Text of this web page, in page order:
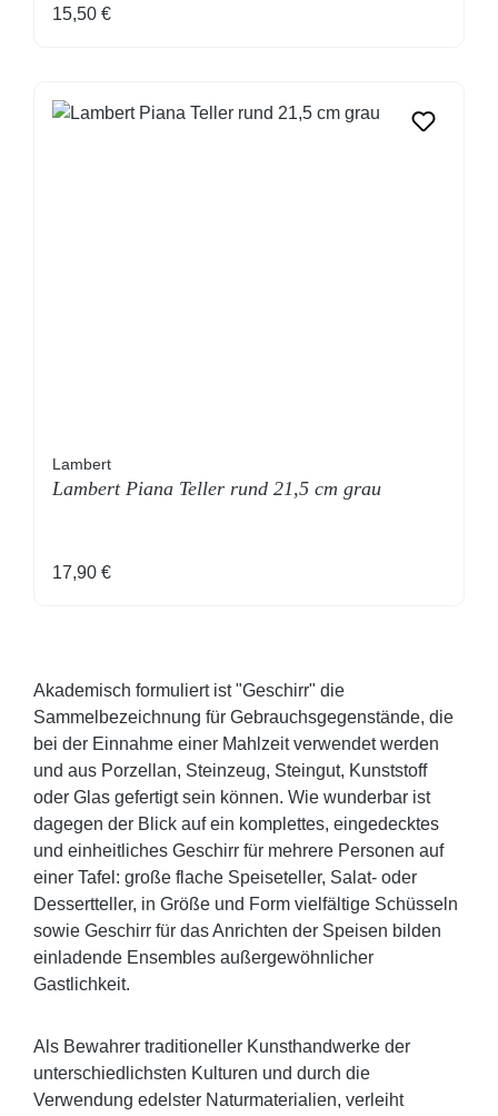
Regulärer Preis:
15,50 €
Lambert
Lambert Piana Teller rund 21,5 cm grau
Regulärer Preis:
17,90 €
Akademisch formuliert ist "Geschirr" die
Sammelbezeichnung für Gebrauchsgegenstände, die
bei der Einnahme einer Mahlzeit verwendet werden
und aus Porzellan, Steinzeug, Steingut, Kunststoff
oder Glas gefertigt sein können. Wie wunderbar ist
dagegen der Blick auf ein komplettes, eingedecktes
und einheitliches Geschirr für mehrere Personen auf
einer Tafel: große flache Speiseteller, Salat- oder
Dessertteller, in Größe und Form vielfältige Schüsseln
sowie Geschirr für das Anrichten der Speisen bilden
einladende Ensembles außergewöhnlicher
Gastlichkeit.
Als Bewahrer traditioneller Kunsthandwerke der
unterschiedlichsten Kulturen und durch die
Verwendung edelster Naturmaterialien, verleiht